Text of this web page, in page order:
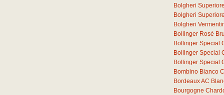
Bolgheri
Bolgheri
Bolgheri
Bollinger Rosé
Bollinger Special
Bollinger Special
Bollinger Special
Bombino Bianco
Bordeaux AC
Bourgogne